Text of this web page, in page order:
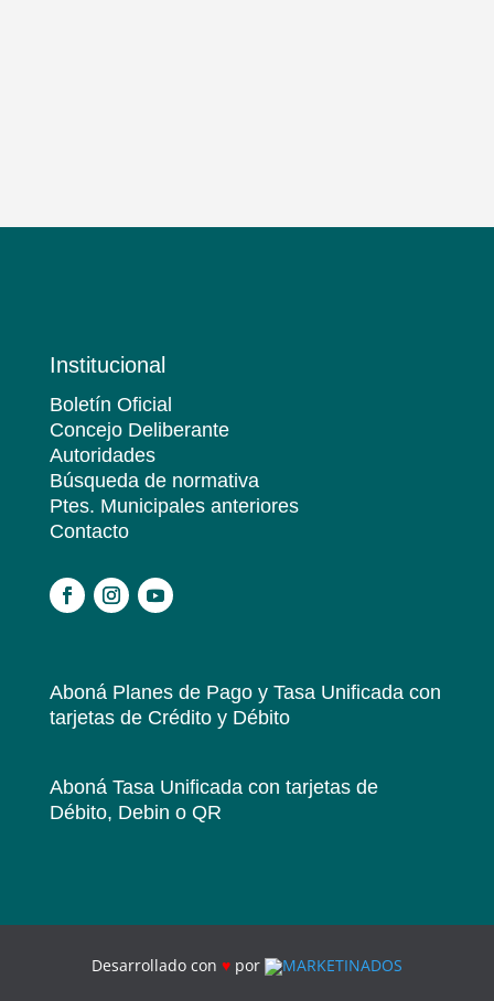
Institucional
Boletín Oficial
Concejo Deliberante
Autoridades
Búsqueda de normativa
Ptes. Municipales anteriores
Contacto
Aboná Planes de Pago y Tasa Unificadacon
tarjetas de Crédito y Débito
Aboná Tasa Unificadacon tarjetas de
Débito, Debin o QR
Desarrollado con ♥ por